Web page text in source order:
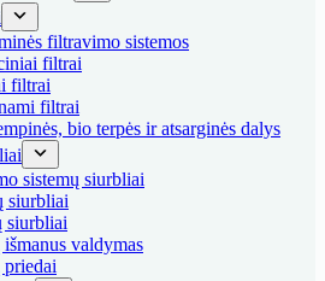
filtravimo sistemos
filtrai
filtrai
filtrai
bio terpės ir atsarginės dalys
sistemų siurbliai
siurbliai
siurbliai
valdymas